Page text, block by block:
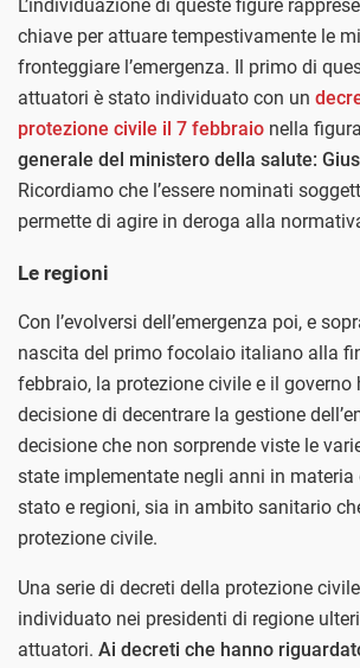
L’individuazione di queste figure
chiave per attuare tempestivamente le
fronteggiare l’emergenza. Il primo di
attuatori è stato individuato con un
protezione civile il 7 febbraio nella
generale del ministero della salute:
Ricordiamo che l’essere nominati
permette di agire in deroga alla
Le regioni
Con l’evolversi dell’emergenza poi, e
nascita del primo focolaio italiano alla
febbraio, la protezione civile e il governo
decisione di decentrare la gestione
decisione che non sorprende viste le
state implementate negli anni in materia
stato e regioni, sia in ambito sanitario
protezione civile.
Una serie di decreti della protezione
individuato nei presidenti di regione
attuatori. Ai decreti che hanno